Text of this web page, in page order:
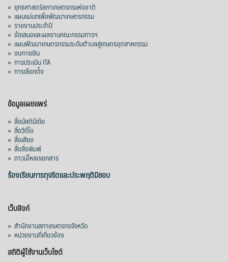
» ยุทธศาสตร์สภาเกษตรกรแห่งชาติ
» แผนแม่บทเพื่อพัฒนาเกษตรกรรม
» รายงานประจำปี
» ข้อเสนอและผลงานคณะกรรมการฯ
» แผนพัฒนาเกษตรกรรมระดับตำบลสู่เกษตรอุตสาหกรรม
» งบการเงิน
» การประเมิน ITA
» การเลือกตั้ง
ข้อมูลเผยแพร่
» สื่อมัลติมีเดีย
» สื่อวิดีโอ
» สื่อเสียง
» สื่อสิ่งพิมพ์
» ดาวน์โหลดเอกสาร
ร้องเรียนการทุจริตและประพฤติมิชอบ
เว็บลิงก์
» สำนักงานสภาเกษตรกรจังหวัด
» หน่วยงานที่เกี่ยวข้อง
สถิติผู้ใช้งานเว็บไซต์